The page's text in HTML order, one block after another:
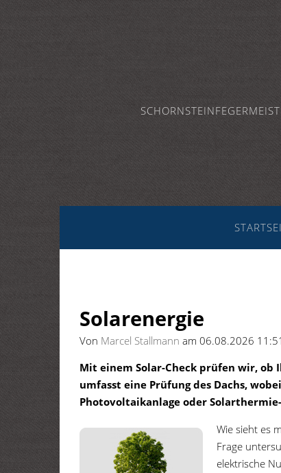
Solarenergie
Von Marcel Stallmann am 06.08.2026
Mit einem Solar-Check prüfen wir, ob
umfasst eine Prüfung des Dachs,
Photovoltaikanlage oder
Wie sieht es
Frage
elektrische